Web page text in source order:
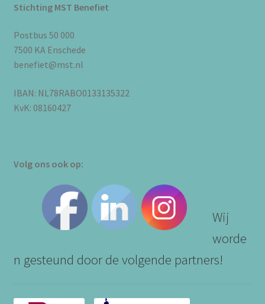
Stichting MST Benefiet
Postbus 50 000
7500 KA Enschede
benefiet@mst.nl
IBAN: NL78RABO0133135322
KvK: 08160427
Volg ons ook op:
Wij
worde
n gesteund door de volgende partners!